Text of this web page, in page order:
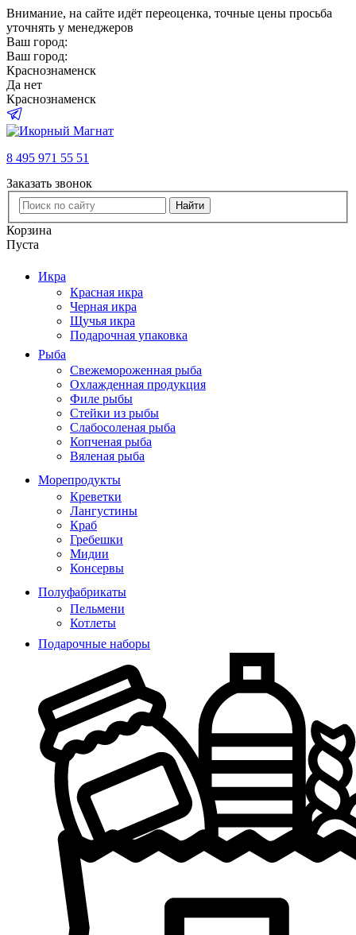
Внимание, на сайте идёт переоценка, точные цены просьба
уточнять у менеджеров
Ваш город:
Ваш город:
Краснознаменск
Да нет
Краснознаменск
8 495 971 55 51
Заказать звонок
Найти
Корзина
Пуста
Икра
Красная икра
Черная икра
Щучья икра
Подарочная упаковка
Рыба
Свежемороженная рыба
Охлажденная продукция
Филе рыбы
Стейки из рыбы
Слабосоленая рыба
Копченая рыба
Вяленая рыба
Морепродукты
Креветки
Лангустины
Краб
Гребешки
Мидии
Консервы
Полуфабрикаты
Пельмени
Котлеты
Подарочные наборы